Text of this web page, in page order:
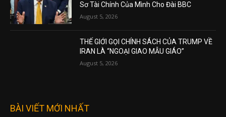
Sơ Tài Chính Của Mình Cho Đài BBC
August 5, 2026
THẾ GIỚI GỌI CHÍNH SÁCH CỦA TRUMP VỀ
IRAN LÀ “NGOẠI GIAO MẪU GIÁO”
August 5, 2026
BÀI VIẾT MỚI NHẤT